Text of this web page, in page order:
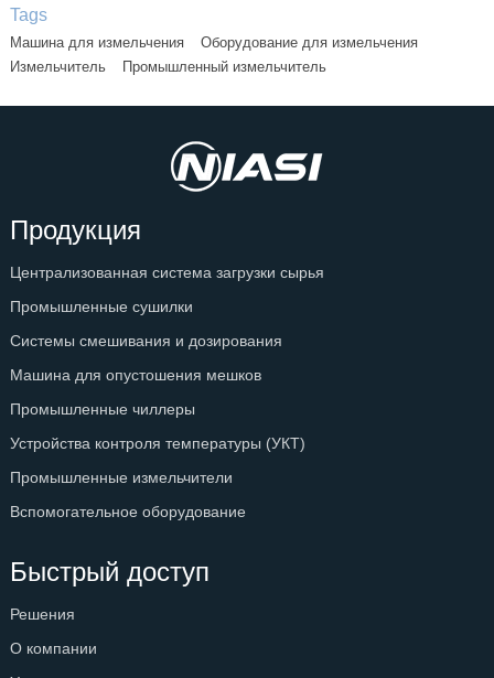
Tags
Машина для измельчения
Оборудование для измельчения
Измельчитель
Промышленный измельчитель
Продукция
Централизованная система загрузки сырья
Промышленные сушилки
Системы смешивания и дозирования
Машина для опустошения мешков
Промышленные чиллеры
Устройства контроля температуры (УКТ)
Промышленные измельчители
Вспомогательное оборудование
Быстрый доступ
Решения
О компании